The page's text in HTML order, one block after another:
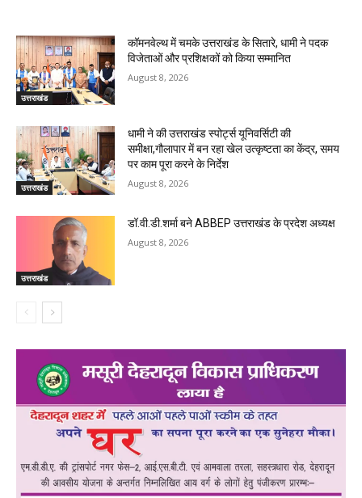
उत्तराखंड
कॉमनवेल्थ में चमके उत्तराखंड के सितारे, धामी ने पदक
विजेताओं और प्रशिक्षकों को किया सम्मानित
August 8, 2026
उत्तराखंड
धामी ने की उत्तराखंड स्पोर्ट्स यूनिवर्सिटी की
समीक्षा,गौलापार में बन रहा खेल उत्कृष्टता का केंद्र, समय
पर काम पूरा करने के निर्देश
August 8, 2026
उत्तराखंड
डॉ.वी.डी.शर्मा बने ABBEP उत्तराखंड के प्रदेश अध्यक्ष
August 8, 2026